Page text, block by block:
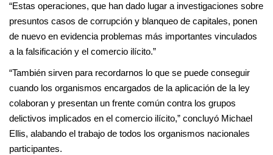
“Estas operaciones, que han dado lugar a investigaciones sobre
presuntos casos de corrupción y blanqueo de capitales, ponen
de nuevo en evidencia problemas más importantes vinculados
a la falsificación y el comercio ilícito.”
“También sirven para recordarnos lo que se puede conseguir
cuando los organismos encargados de la aplicación de la ley
colaboran y presentan un frente común contra los grupos
delictivos implicados en el comercio ilícito,” concluyó Michael
Ellis, alabando el trabajo de todos los organismos nacionales
participantes.